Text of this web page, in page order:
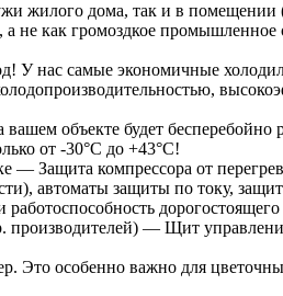
жилого дома, так и в
не как громоздкое промышленное
У нас самые экономичные
объекте будет бесперебойно
от -30°С до +43°С!
Защита компрессора от
автоматы защиты по току,
производителей) — Щит
Это особенно важно для